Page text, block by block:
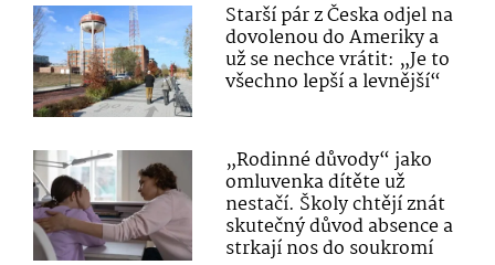
Starší pár z Česka odjel na
dovolenou do Ameriky a
už se nechce vrátit: „Je to
všechno lepší a levnější“
„Rodinné důvody“ jako
omluvenka dítěte už
nestačí. Školy chtějí znát
skutečný důvod absence a
strkají nos do soukromí